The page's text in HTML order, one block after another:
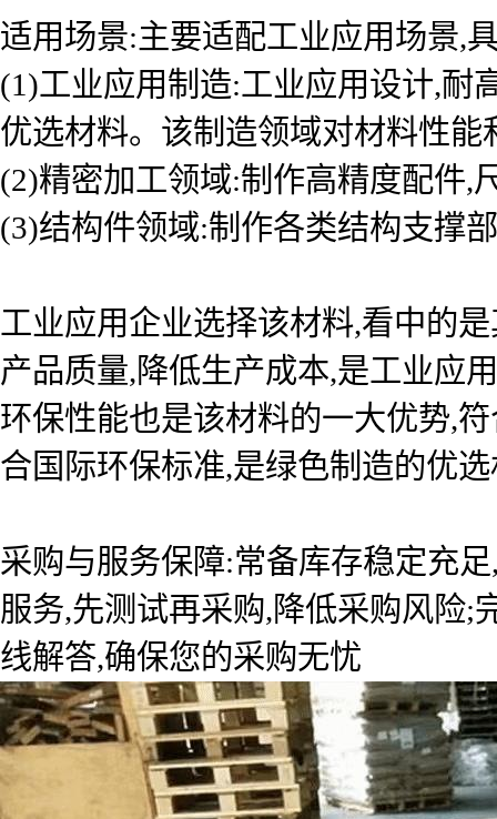
适用场景:主要适配工业应用场景,
(1)工业应用制造:工业应用设计,耐
优选材料。该制造领域对材料性
(2)精密加工领域:制作高精度配件,
(3)结构件领域:制作各类结构支撑
工业应用企业选择该材料,看中的
产品质量,降低生产成本,是工业应
环保性能也是该材料的一大优势,
合国际环保标准,是绿色制造的优
采购与服务保障:常备库存稳定充
服务,先测试再采购,降低采购风险;
线解答,确保您的采购无忧